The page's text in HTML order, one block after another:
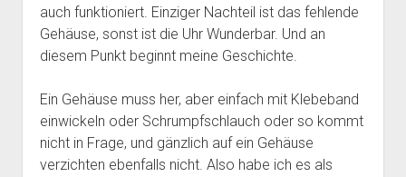
auch funktioniert. Einziger Nachteil ist das fehlende
Gehäuse, sonst ist die Uhr Wunderbar. Und an
diesem Punkt beginnt meine Geschichte.
Ein Gehäuse muss her, aber einfach mit Klebeband
einwickeln oder Schrumpfschlauch oder so kommt
nicht in Frage, und gänzlich auf ein Gehäuse
verzichten ebenfalls nicht. Also habe ich es als